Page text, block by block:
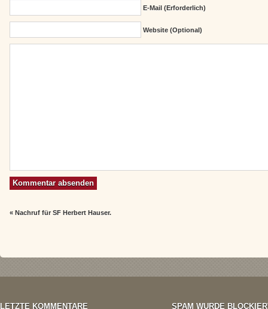
E-Mail (erforderlich)
Website (Optional)
«Nachruf für SF Herbert Hauser.
LETZTE KOMMENTARE SPAM WURDE